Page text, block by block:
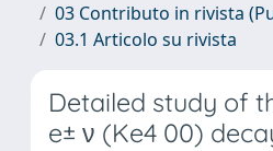
03 Contributo in rivista
03.1 Articolo su rivista
Detailed study of
e± ν (Ke4 00)